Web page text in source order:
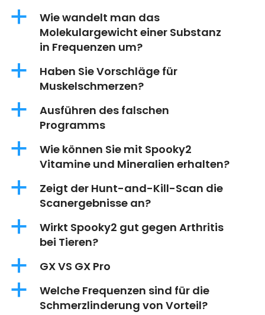
a
Wie wandelt man das
Molekulargewicht einer Substanz
in Frequenzen um?
a
Haben Sie Vorschläge für
Muskelschmerzen?
a
Ausführen des falschen
Programms
a
Wie können Sie mit Spooky2
Vitamine und Mineralien erhalten?
a
Zeigt der Hunt-and-Kill-Scan die
Scanergebnisse an?
a
Wirkt Spooky2 gut gegen Arthritis
bei Tieren?
a GX VS GX Pro
a
Welche Frequenzen sind für die
Schmerzlinderung von Vorteil?